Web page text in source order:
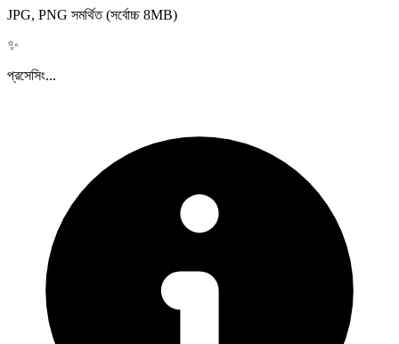
JPG, PNG সমর্থিত (সর্বোচ্চ 8MB)
✨
প্রসেসিং...